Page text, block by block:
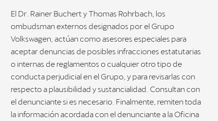
El Dr. Rainer Buchert y Thomas Rohrbach, los
ombudsman externos designados por el Grupo
Volkswagen, actúan como asesores especiales para
aceptar denuncias de posibles infracciones estatutarias
o internas de reglamentos o cualquier otro tipo de
conducta perjudicial en el Grupo, y para revisarlas con
respecto a plausibilidad y sustancialidad. Consultan con
el denunciante si es necesario. Finalmente, remiten toda
la información acordada con el denunciante a la Oficina